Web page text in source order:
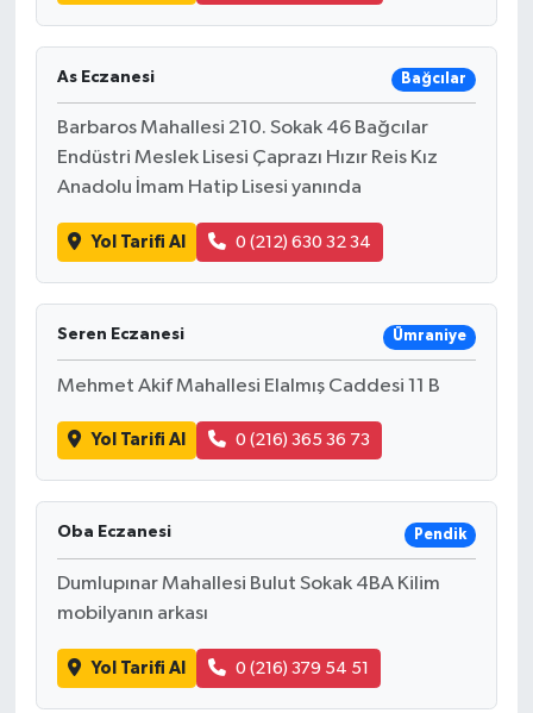
As Eczanesi Bağcılar
Barbaros Mahallesi 210. Sokak 46 Bağcılar
Endüstri Meslek Lisesi Çaprazı Hızır Reis Kız
Anadolu İmam Hatip Lisesi yanında
Yol Tarifi Al 0 (212) 630 32 34
Seren Eczanesi Ümraniye
Mehmet Akif Mahallesi Elalmış Caddesi 11 B
Yol Tarifi Al 0 (216) 365 36 73
Oba Eczanesi Pendik
Dumlupınar Mahallesi Bulut Sokak 4BA Kilim
mobilyanın arkası
Yol Tarifi Al 0 (216) 379 54 51